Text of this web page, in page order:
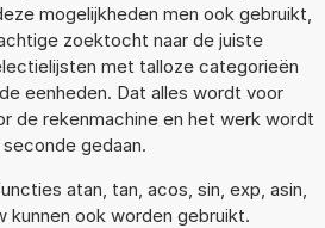
mogelijkheden men ook gebruikt,
zoektocht naar de juiste
met talloze categorieën
eenheden. Dat alles wordt voor
de rekenmachine en het werk wordt
gedaan.
atan, tan, acos, sin, exp, asin,
kunnen ook worden gebruikt.